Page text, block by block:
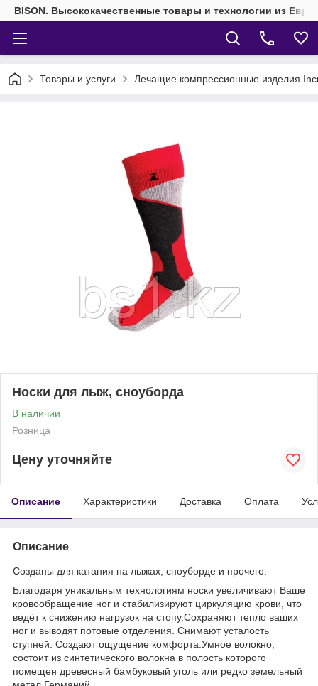
BISON. Высококачественные товары и технологии из
Товары и услуги Лечащие компрессионные изделия
Носки для лыж, сноуборда
В наличии
Розница
Цену уточняйте
Описание Характеристики Доставка Оплата
Описание
Созданы для катания на лыжах, сноуборде и прочего.
Благодаря уникальным технологиям носки увеличивают Ваше
кровообращение ног и стабилизируют циркуляцию крови, что
ведёт к снижению нагрузок на стопу.Сохраняют тепло ваших
ног и выводят потовые отделения. Снимают усталость
ступней. Создают ощущение комфорта.Умное волокно,
состоит из синтетического волокна в полость которого
помещен древесный бамбуковый уголь или редко земельный